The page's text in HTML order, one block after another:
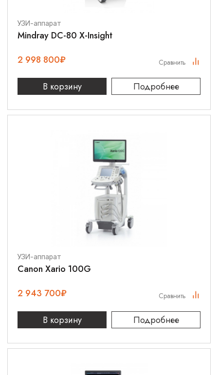
УЗИ-аппарат
Mindray DC-80 X-Insight
2 998 800₽
В корзину Подробнее
Сравнить
УЗИ-аппарат
Canon Xario 100G
2 943 700₽
В корзину Подробнее
Сравнить